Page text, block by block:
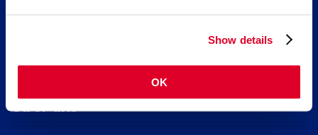
Show details
OK
Neuigkeiten
Gelenke
Kreatin, für körperliche und geistige Leistungsfähigkeit
EPA und DHA​: neueste Erkenntnisse über 2 essenzielle Omega-
3-Fettsäuren
Suchen
Indikation suchen
Nährstoff suchen
Über uns